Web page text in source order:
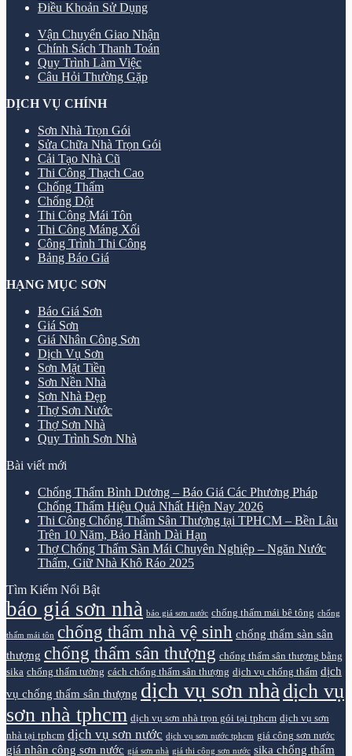
Điều Khoản Sử Dụng
Vận Chuyển Giao Nhận
Chính Sách Thanh Toán
Quy Trình Làm Việc
Câu Hỏi Thường Gặp
DỊCH VỤ CHÍNH
Sơn Nhà Trọn Gói
Sửa Chữa Nhà Trọn Gói
Cải Tạo Nhà Cũ
Thi Công Thạch Cao
Chống Thấm
Chống Dột
Thi Công Mái Tôn
Thi Công Máng Xối
Công Trình Thi Công
Bảng Báo Giá
HẠNG MỤC SƠN
Báo Giá Sơn
Giá Sơn
Giá Nhân Công Sơn
Dịch Vụ Sơn
Sơn Mặt Tiền
Sơn Nền Nhà
Sơn Nhà Đẹp
Thợ Sơn Nước
Thợ Sơn Nhà
Quy Trình Sơn Nhà
Bài viết mới
Chống Thấm Bình Dương – Báo Giá Các Phương Pháp
Chống Thấm Hiệu Quả Nhất Hiện Nay 2026
Thi Công Chống Thấm Sân Thượng tại TPHCM – Bền Lâu
Trên 10 Năm, Bảo Hành Dài Hạn
Thợ Chống Thấm Sàn Mái Chuyên Nghiệp – Ngăn Nước
Thấm, Giữ Nhà Khô Ráo 2025
Tìm Kiếm Nổi Bật
báo giá sơn nhà báo giá sơn nước chống thấm mái bê tông chống
thấm mái tôn chống thấm nhà vệ sinh chống thấm sàn sân
thượng chống thấm sân thượng chống thấm sân thượng bằng
sika chống thấm tường cách chống thấm sân thượng dịch vụ chống thấm dịch
vụ chống thấm sân thượng dịch vụ sơn nhà dịch vụ
sơn nhà tphcm dịch vụ sơn nhà trọn gói tại tphcm dịch vụ sơn
nhà tại tphcm dịch vụ sơn nước dịch vụ sơn nước tphcm giá công sơn nước
giá nhân công sơn nước giá sơn nhà giá thi công sơn nước sika chống thấm